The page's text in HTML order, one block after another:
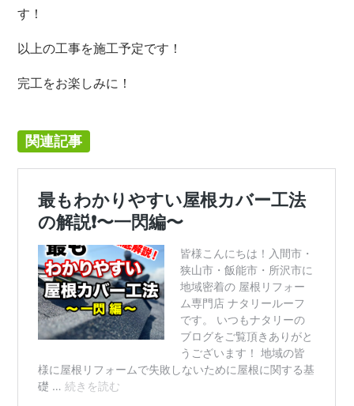
す！
以上の工事を施工予定です！
完工をお楽しみに！
関連記事